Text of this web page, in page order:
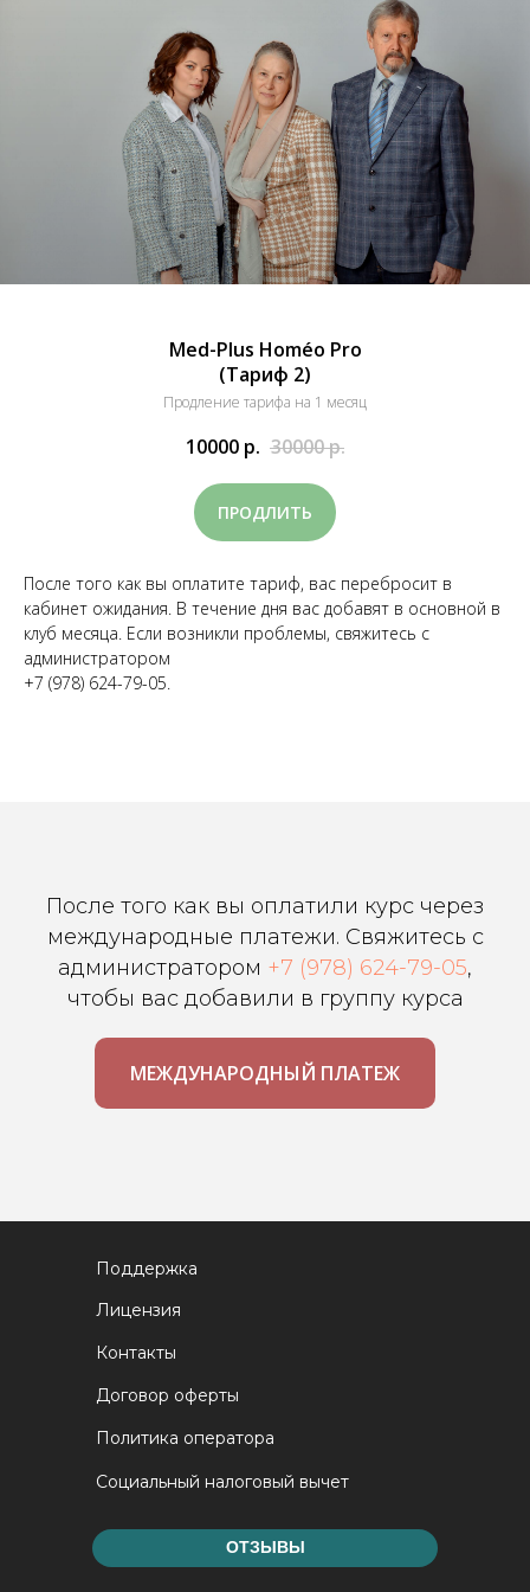
Med-Plus Homéo Pro
(Тариф 2)
Продление тарифа на 1 месяц
10000 р. 30000р.
ПРОДЛИТЬ
После того как вы оплатите тариф, вас перебросит в
кабинет ожидания. В течение дня вас добавят в основной в
клуб месяца. Если возникли проблемы, свяжитесь с
администратором
+7 (978) 624-79-05.
После того как вы оплатили курс через
международные платежи. Свяжитесь с
администратором +7 (978) 624-79-05,
чтобы вас добавили в группу курса
МЕЖДУНАРОДНЫЙ ПЛАТЕЖ
Договор оферты
Политика оператора
Социальный налоговый вычет
Контакты
Поддержка
Лицензия
ОТЗЫВЫ